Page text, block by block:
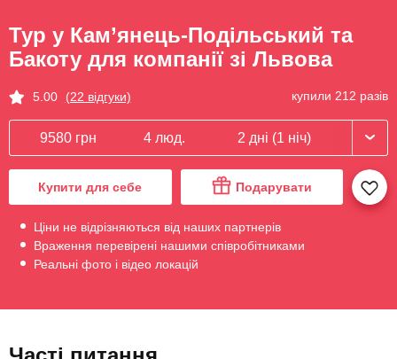
Тур у Кам’янець-Подільський та
Бакоту для компанії зі Львова
5.00 (22 відгуки) купили 212 разів
9580 грн 4 люд. 2 дні (1 ніч)
Купити для себе Подарувати
Ціни не відрізняються від наших партнерів
Враження перевірені нашими співробітниками
Реальні фото і відео локацій